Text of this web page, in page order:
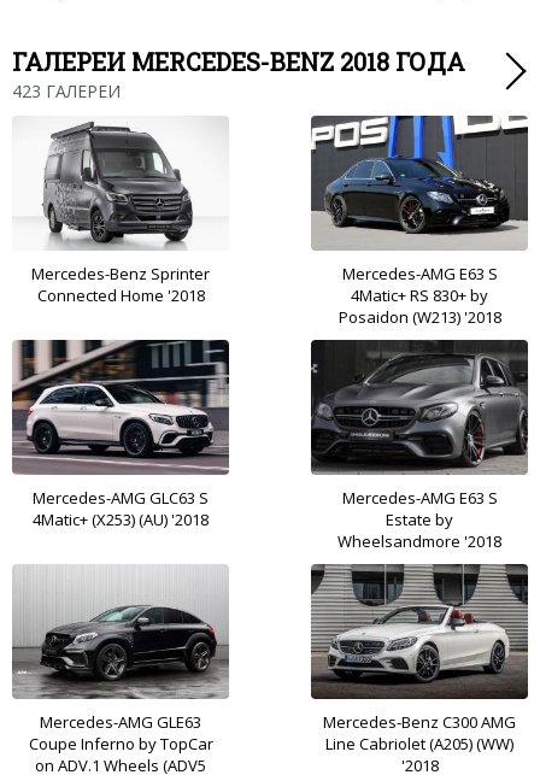
ГАЛЕРЕИ MERCEDES-BENZ 2018 ГОДА
423 ГАЛЕРЕИ
Mercedes-Benz Sprinter
Connected Home '2018
Mercedes-AMG E63 S
4Matic+ RS 830+ by
Posaidon (W213) '2018
Mercedes-AMG GLC63 S
4Matic+ (X253) (AU) '2018
Mercedes-AMG E63 S
Estate by
Wheelsandmore '2018
Mercedes-AMG GLE63
Coupe Inferno by TopCar
on ADV.1 Wheels (ADV5
Mercedes-Benz C300 AMG
Line Cabriolet (A205) (WW)
'2018